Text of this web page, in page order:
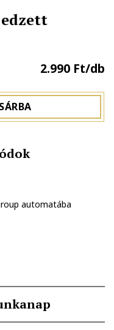
edzett
2.990 Ft/db
automatába